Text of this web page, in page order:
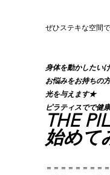
ぜひステキな空間
身体を動かしたい
お悩みをお持ちの
光を与えます★
ピラティスでで健
THE
始めて
＝＝＝＝＝＝＝＝